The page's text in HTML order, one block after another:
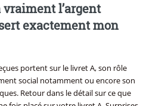
l’argent
exactement mon
portent sur le livret A, son rôle
social notamment ou encore son
Retour dans le détail sur ce que